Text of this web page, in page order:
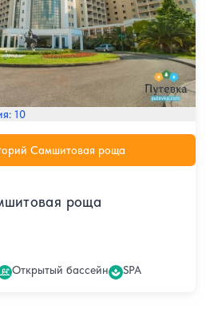
роща
Открытый бассейн SPA
10
Самшитовая роща